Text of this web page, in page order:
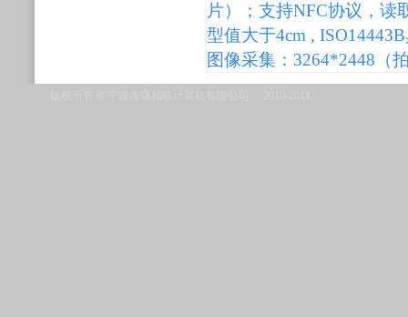
片）；支持NFC协议，读
型值大于4cm ,
图像采集：3264*2448（